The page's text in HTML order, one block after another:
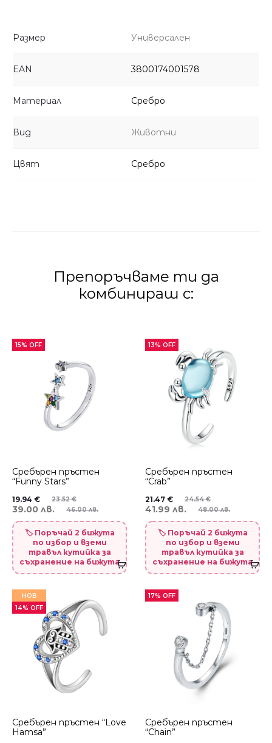
Размер Универсален
EAN 3800174001578
Материал Сребро
Вид Животни
Цвят Сребро
Препоръчваме ти да
комбинираш с:
15% OFF
Сребърен пръстен
“Funny Stars”
23.52€
19.94 €
46.00 лв.
39.00 лв.
🏷️ Поръчай 2 бижута
по избор и вземи
травъл кутийка за
съхранение на бижута
13% OFF
Сребърен пръстен
“Crab”
24.54€
21.47 €
48.00 лв.
41.99 лв.
🏷️ Поръчай 2 бижута
по избор и вземи
травъл кутийка за
съхранение на бижута
НОВ
14% OFF
Сребърен пръстен “Love
Hamsa”
17% OFF
Сребърен пръстен
“Chain”